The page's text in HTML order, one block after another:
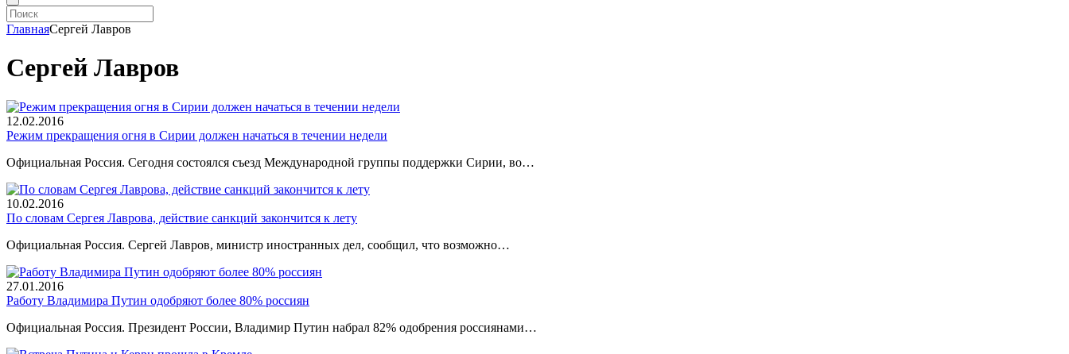
ГлавнаяСергей Лавров
Сергей Лавров
12.02.2016
Режим прекращения огня в Сирии должен начаться в течении недели
Официальная Россия. Сегодня состоялся съезд Международной группы поддержки Сирии, во…
10.02.2016
По словам Сергея Лаврова, действие санкций закончится к лету
Официальная Россия. Сергей Лавров, министр иностранных дел, сообщил, что возможно…
27.01.2016
Работу Владимира Путин одобряют более 80% россиян
Официальная Россия. Президент России, Владимир Путин набрал 82% одобрения россиянами…